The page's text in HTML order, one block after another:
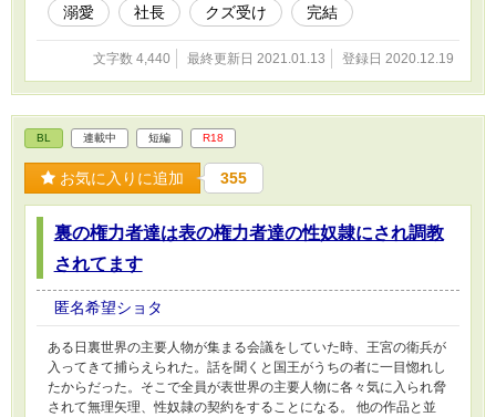
溺愛 社長 クズ受け 完結
文字数 4,440 最終更新日 2021.01.13 登録日 2020.12.19
BL 連載中 短編 R18
お気に入りに追加 355
裏の権力者達は表の権力者達の性奴隷にされ調教
されてます
匿名希望ショタ
ある日裏世界の主要人物が集まる会議をしていた時、王宮の衛兵が
入ってきて捕らえられた。話を聞くと国王がうちの者に一目惚れし
たからだった。そこで全員が表世界の主要人物に各々気に入られ脅
されて無理矢理、性奴隷の契約をすることになる。 他の作品と並